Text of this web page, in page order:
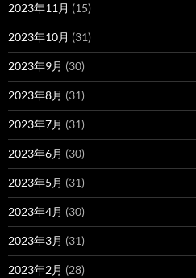
2023年11月 (15)
2023年10月 (31)
2023年9月 (30)
2023年8月 (31)
2023年7月 (31)
2023年6月 (30)
2023年5月 (31)
2023年4月 (30)
2023年3月 (31)
2023年2月 (28)